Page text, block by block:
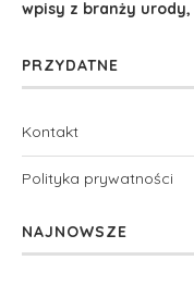
wpisy z branży
PRZYDATNE
Kontakt
Polityka prywatności
NAJNOWSZE